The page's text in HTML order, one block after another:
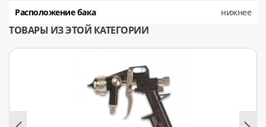
Расположение бака нижнее
ТОВАРЫ ИЗ ЭТОЙ КАТЕГОРИИ